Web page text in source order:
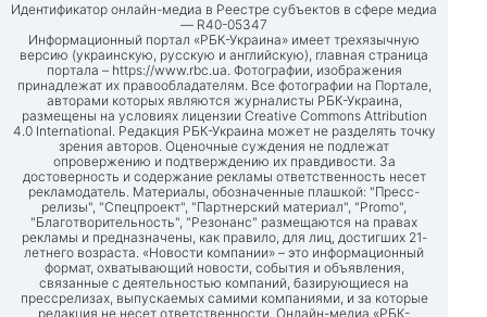
Идентификатор онлайн-медиа в Реестре субъектов в сфере медиа
— R40-05347
Информационный портал «РБК-Украина» имеет трехязычную
версию (украинскую, русскую и английскую), главная страница
портала – https://www.rbc.ua. Фотографии, изображения
принадлежат их правообладателям. Все фотографии на Портале,
авторами которых являются журналисты РБК-Украина,
размещены на условиях лицензии Creative Commons Attribution
4.0 International. Редакция РБК-Украина может не разделять точку
зрения авторов. Оценочные суждения не подлежат
опровержению и подтверждению их правдивости. За
достоверность и содержание рекламы ответственность несет
рекламодатель. Материалы, обозначенные плашкой: "Пресс-
релизы", "Спецпроект", "Партнерский материал", "Promo",
"Благотворительность", "Резонанс" размещаются на правах
рекламы и предназначены, как правило, для лиц, достигших 21-
летнего возраста. «Новости компании» – это информационный
формат, охватывающий новости, события и объявления,
связанные с деятельностью компаний, базирующиеся на
прессрелизах, выпускаемых самими компаниями, и за которые
редакция не несет ответственности. Онлайн-медиа «РБК-